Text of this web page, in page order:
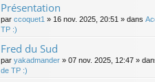
Présentation
par ccoquet1 » 16 nov. 2025, 20:51 » dans
TP :)
Fred du Sud
par yakadmander » 07 nov. 2025, 12:47 »
de TP :)